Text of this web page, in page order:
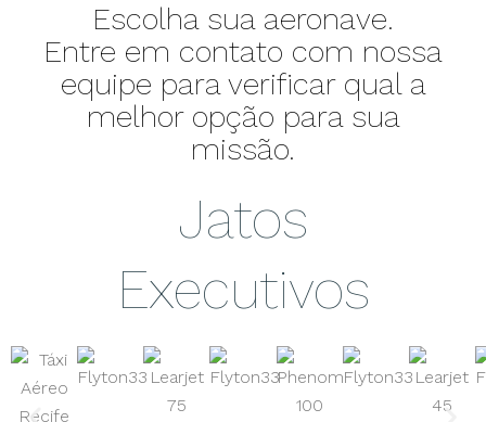
Escolha sua aeronave.
Entre em contato com nossa
equipe para verificar qual a
melhor opção para sua
missão.
Jatos
Executivos